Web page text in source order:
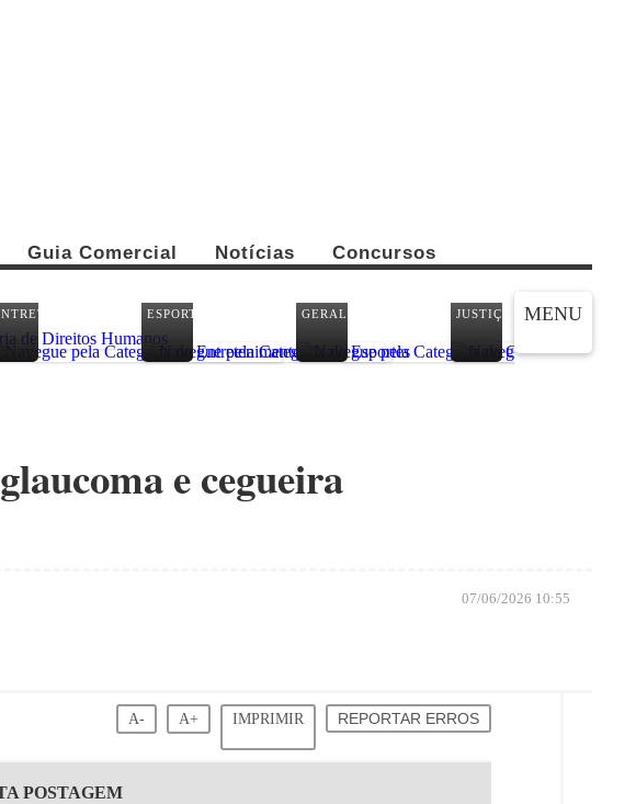
MENU
Guia Comercial Notícias Concursos
ESPORTES GERAL JUSTIÇA
e cegueira
07/06/2026 10:55
A- A+ IMPRIMIR REPORTAR ERROS
POSTAGEM